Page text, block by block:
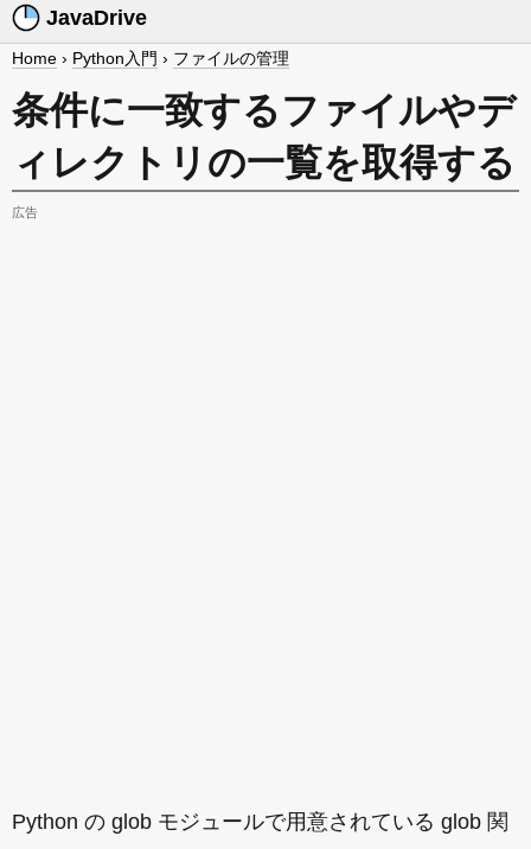
JavaDrive
Home › Python入門 › ファイルの管理
条件に一致するファイルやデ
ィレクトリの一覧を取得する
広告
Python の glob モジュールで用意されている glob 関